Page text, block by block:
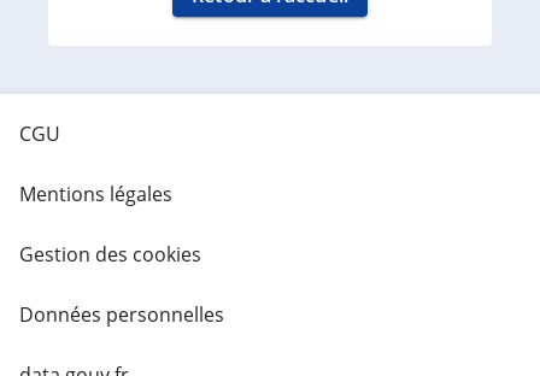
CGU
Mentions légales
Gestion des cookies
Données personnelles